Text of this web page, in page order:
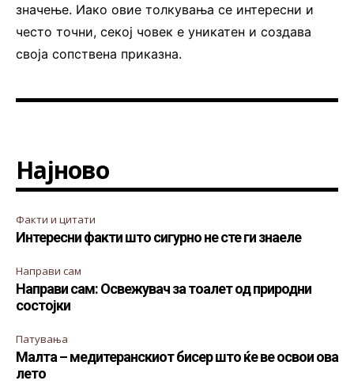
значење. Иако овие толкувања се интересни и
често точни, секој човек е уникатен и создава
своја сопствена приказна.
Најново
Факти и цитати
Интересни факти што сигурно не сте ги знаеле
Направи сам
Направи сам: Освежувач за тоалет од природни
состојки
Патувања
Малта – медитеранскиот бисер што ќе ве освои ова
лето